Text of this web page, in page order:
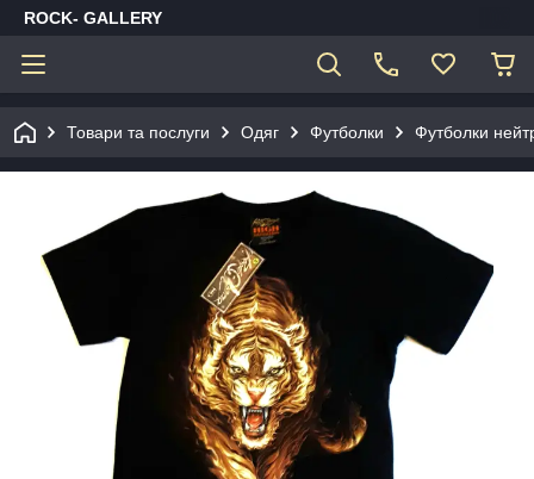
ROCK- GALLERY
Товари та послуги Одяг Футболки Футболки